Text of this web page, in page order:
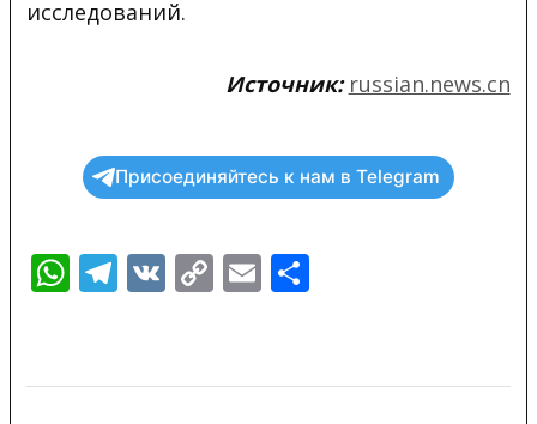
исследований.
Источник: russian.news.cn
Присоединяйтесь к нам в Telegram
WhatsApp
Telegram
VKCopyEmail